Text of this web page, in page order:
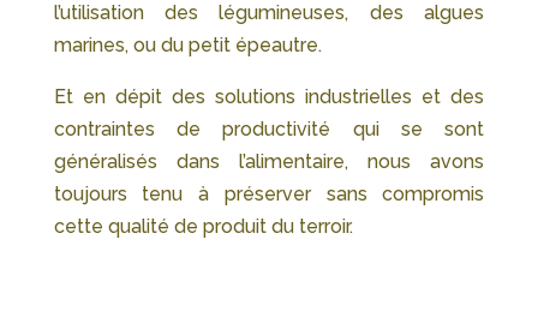
l’utilisation des légumineuses, des algues
marines, ou du petit épeautre.
Et en dépit des solutions industrielles et des
contraintes de productivité qui se sont
généralisés dans l’alimentaire, nous avons
toujours tenu à préserver sans compromis
cette qualité de produit du terroir.